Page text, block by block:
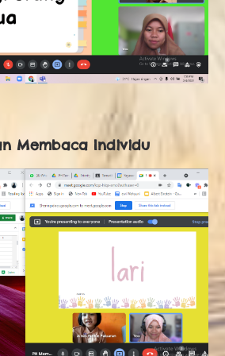
Membaca Individu